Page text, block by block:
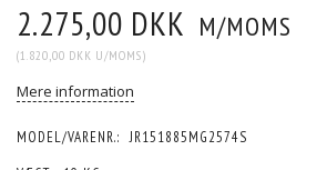
2.275,00 DKK M/MOMS
(1.820,00 DKK U/MOMS)
Mere information
MODEL/VARENR.: JR151885MG2574S